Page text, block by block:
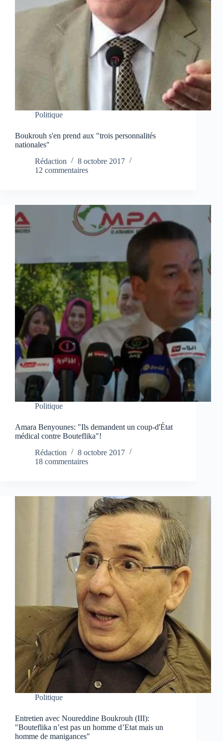
Politique
Boukrouh s'en prend aux "trois personnalités
nationales"
Rédaction
8 octobre 2017
12 commentaires
Politique
Amara Benyounes: "Ils demandent un coup-d'État
médical contre Bouteflika"!
Rédaction
8 octobre 2017
18 commentaires
Politique
Entretien avec Noureddine Boukrouh (III):
"Bouteflika n’est pas un homme d’Etat mais un
homme de manigances"